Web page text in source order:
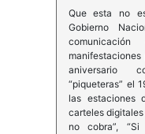
Que esta no
Gobierno
aniversario
“piqueteras” el
las estaciones
carteles digitales
no cobra”,